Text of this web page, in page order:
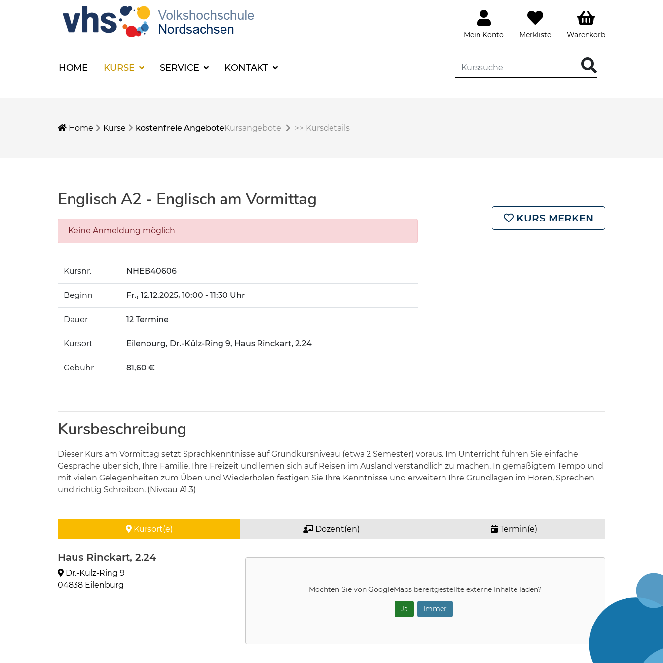
Mein Konto Merkliste Warenkorb
HOME KURSE SERVICE KONTAKT
Home Kurse kostenfreie AngeboteKursangebote >> Kursdetails
Englisch A2 - Englisch am Vormittag
Keine Anmeldung möglich
Kursnr. NHEB40606
Beginn Fr., 12.12.2025, 10:00 - 11:30 Uhr
Dauer 12 Termine
Kursort Eilenburg, Dr.-Külz-Ring 9, Haus Rinckart, 2.24
Gebühr 81,60 €
KURS MERKEN
Kursbeschreibung
Dieser Kurs am Vormittag setzt Sprachkenntnisse auf Grundkursniveau (etwa 2 Semester) voraus. Im Unterricht führen Sie einfache
Gespräche über sich, Ihre Familie, Ihre Freizeit und lernen sich auf Reisen im Ausland verständlich zu machen. In gemäßigtem Tempo und
mit vielen Gelegenheiten zum Üben und Wiederholen festigen Sie Ihre Kenntnisse und erweitern Ihre Grundlagen im Hören, Sprechen
und richtig Schreiben. (Niveau A1.3)
Kursort(e) Dozent(en) Termin(e)
Haus Rinckart, 2.24
Dr.-Külz-Ring 9
04838 Eilenburg
Möchten Sie von GoogleMaps bereitgestellte externe Inhalte laden?
Ja Immer